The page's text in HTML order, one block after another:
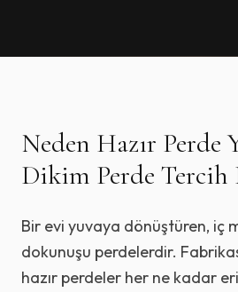
Neden Hazır Perde
Dikim Perde Tercih
Bir evi yuvaya dönüştüren, iç
dokunuşu perdelerdir.
hazır perdeler her ne kadar